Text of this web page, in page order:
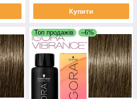
Купити
Топ продажів –6%